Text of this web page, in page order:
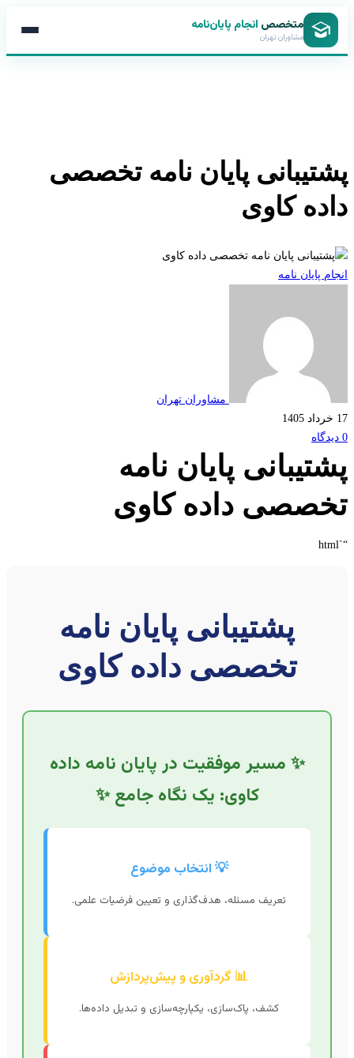
متخصصانجام پایان‌نامه
مشاوران تهران
پایان نامه تخصصی
کاوی
پایان نامه
مشاوران تهران
پایان نامه
داده کاوی
پشتیبانی پایان نامه
تخصصی داده کاوی
✨ مسیر موفقیت در پایان نامه داده
کاوی: یک نگاه جامع ✨
💡 انتخاب موضوع
تعریف مسئله، هدف‌گذاری و تعیین فرضیات علمی.
📊 گردآوری و پیش‌پردازش
کشف، پاک‌سازی، یکپارچه‌سازی و تبدیل داده‌ها.